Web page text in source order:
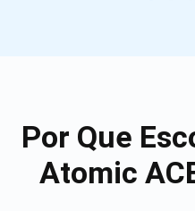
Por Que
Atomic